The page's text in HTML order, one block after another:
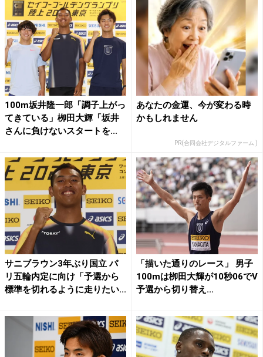
100m坂井隆一郎「調子上がっ
てきている」栁田大輝「坂井
さんに負けないスタートを...
あなたの金運、今が変わる時
かもしれません
PR(合同会社デジタルファーム )
サニブラウン3年ぶり国立 パ
リ五輪内定に向け「予選から
標準を切れるように走りたい...
「描いた通りのレース」 男子
100mは栁田大輝が10秒06でV
予選から切り替え...